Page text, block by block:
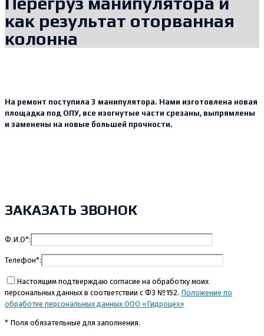
как результат оторванная
колонна
На ремонт поступила 3 манипулятора. Нами изготовлена новая
площадка под ОПУ, все изогнутые части срезаны, выпрямлены
и заменены на новые большей прочности.
ЗАКАЗАТЬ ЗВОНОК
Ф.И.О*:
Телефон*:
Настоящим подтверждаю согласие на обработку моих
персональных данных в соответствии с ФЗ №152. Положение по
обработке персональных данных ООО «Гидроцех»
* Поля обязательные для заполнения.